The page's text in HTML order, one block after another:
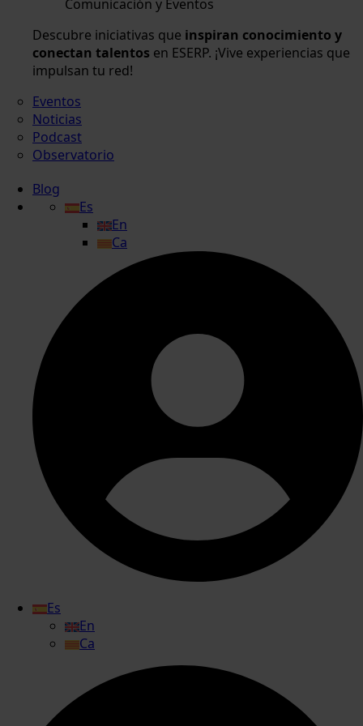
Comunicación y Eventos
Descubre iniciativas que inspiran conocimiento y
conectan talentos en ESERP. ¡Vive experiencias que
impulsan tu red!
Eventos
Noticias
Podcast
Observatorio
Blog
Es
En
Ca
Es
En
Ca